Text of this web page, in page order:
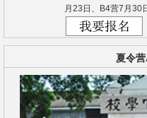
月23日、B4营7月30
13日
夏令